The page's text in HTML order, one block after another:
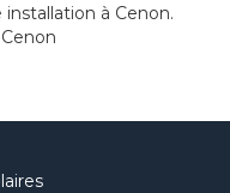
à Cenon.